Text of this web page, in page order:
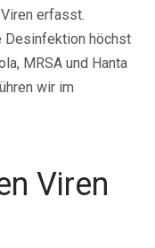
erfasst.
Desinfektion höchst
MRSA und Hanta
wir im
Viren